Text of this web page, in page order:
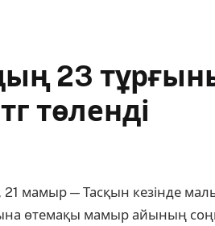
23
төленді
21 мамыр — Тасқын кезінде
өтемақы мамыр айының